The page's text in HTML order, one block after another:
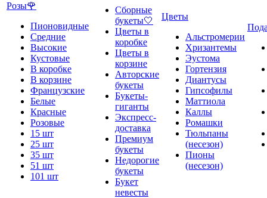
Розы🌹
Пионовидные
Средние
Высокие
Кустовые
В коробке
В корзине
Французские
Белые
Красные
Розовые
15 шт
25 шт
35 шт
51 шт
101 шт
Сборные
букеты🤍
Цветы в
коробке
Цветы в
корзине
Авторские
букеты
Букеты-
гиганты
Экспресс-
доставка
Премиум
букеты
Недорогие
букеты
Букет
невесты
Цветы
Альстромерии
Хризантемы
Эустома
Гортензия
Диантусы
Гипсофилы
Маттиола
Каллы
Ромашки
Тюльпаны
(несезон)
Пионы
(несезон)